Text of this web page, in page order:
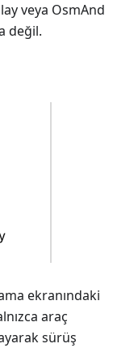
veya OsmAnd
değil.
ekranındaki
araç
sürüş